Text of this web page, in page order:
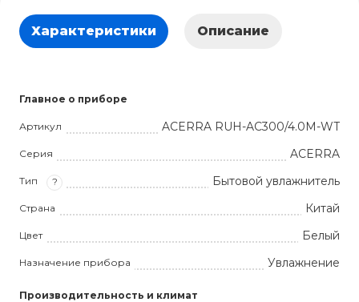
Характеристики Описание
Главное о приборе
Артикул ACERRA RUH-AC300/4.0M-WT
Серия ACERRA
Тип ? Бытовой увлажнитель
Страна Китай
Цвет Белый
Назначение прибора Увлажнение
Производительность и климат